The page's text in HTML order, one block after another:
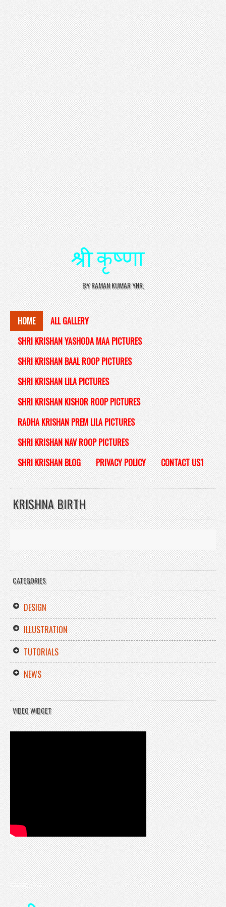
BY RAMAN KUMAR YNR.
HOME
ALL GALLERY
SHRI KRISHAN YASHODA MAA PICTURES
SHRI KRISHAN BAAL ROOP PICTURES
SHRI KRISHAN LILA PICTURES
SHRI KRISHAN KISHOR ROOP PICTURES
RADHA KRISHAN PREM LILA PICTURES
SHRI KRISHAN NAV ROOP PICTURES
SHRI KRISHAN BLOG
PRIVACY POLICY CONTACT US1
KRISHNA BIRTH
CATEGORIES
DESIGN
ILLUSTRATION
TUTORIALS
NEWS
VIDEO WIDGET
CONTACT US